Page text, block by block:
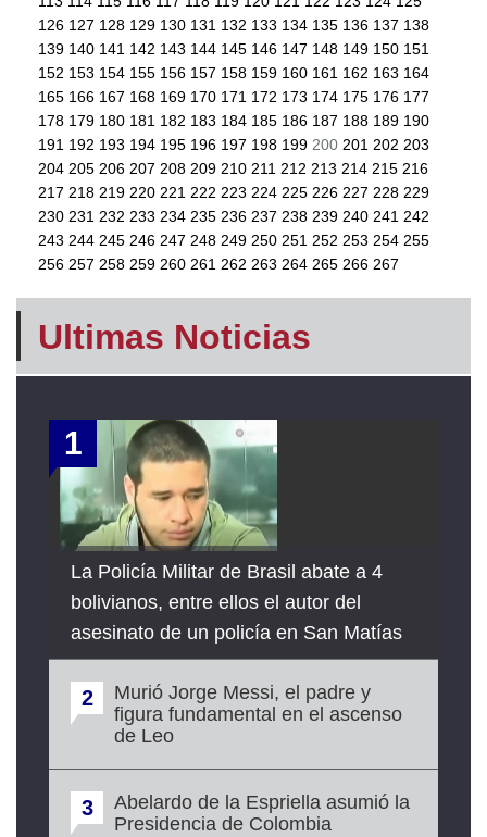
126 127 128 129 130 131 132 133 134 135 136 137 138
139 140 141 142 143 144 145 146 147 148 149 150 151
152 153 154 155 156 157 158 159 160 161 162 163 164
165 166 167 168 169 170 171 172 173 174 175 176 177
178 179 180 181 182 183 184 185 186 187 188 189 190
191 192 193 194 195 196 197 198 199 200 201 202 203
204 205 206 207 208 209 210 211 212 213 214 215 216
217 218 219 220 221 222 223 224 225 226 227 228 229
230 231 232 233 234 235 236 237 238 239 240 241 242
243 244 245 246 247 248 249 250 251 252 253 254 255
256 257 258 259 260 261 262 263 264 265 266 267
Ultimas Noticias
1
La Policía Militar de Brasil abate a 4
bolivianos, entre ellos el autor del
asesinato de un policía en San Matías
2
Murió Jorge Messi, el padre y
figura fundamental en el ascenso
de Leo
3
Abelardo de la Espriella asumió la
Presidencia de Colombia